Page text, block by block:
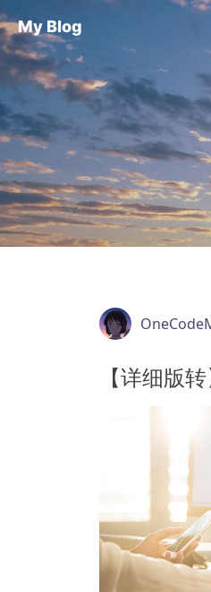
My Blog
【详细版